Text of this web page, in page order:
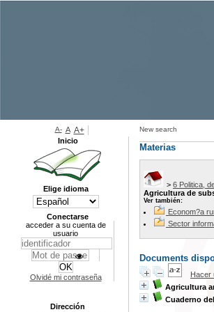
New search
Materias
> 6 Politica,
Agricultura de
Ver también:
Econom?a
Sector
Documents
Hacer
Agricultura
Cuaderno
A- A A+
Inicio
Elige idioma
Conectarse
acceder a su cuenta de
usuario
Olvidé mi contraseña
Dirección